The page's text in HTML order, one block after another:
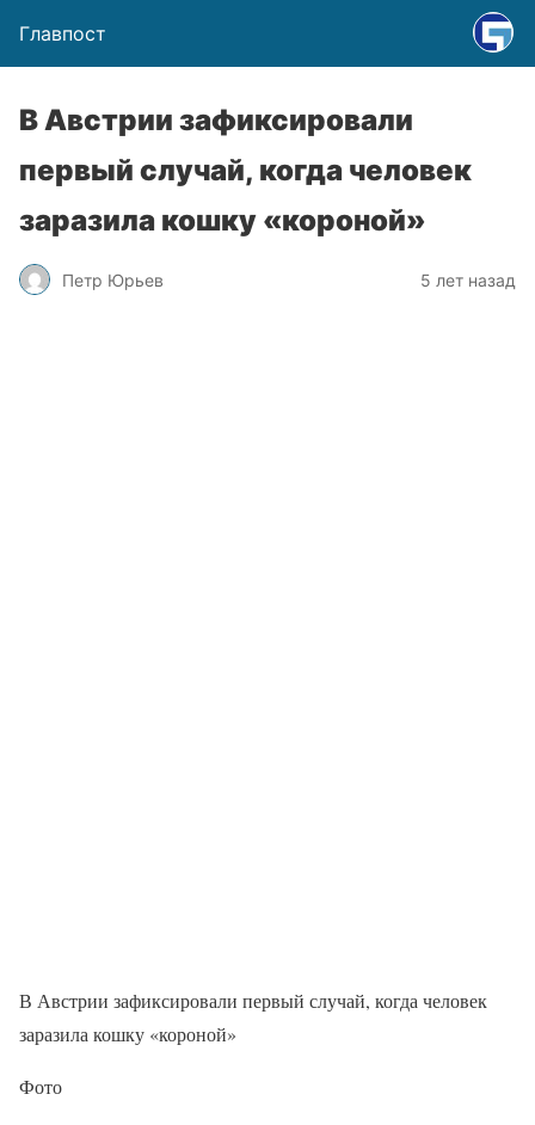
Главпост
В Австрии зафиксировали
первый случай, когда человек
заразила кошку «короной»
Петр Юрьев 5 лет назад
В Австрии зафиксировали первый случай, когда человек
заразила кошку «короной»
Фото